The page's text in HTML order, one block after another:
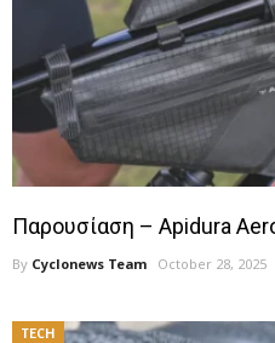
Παρουσίαση – Apidura
By Cyclonews Team October 28, 2025
TECH